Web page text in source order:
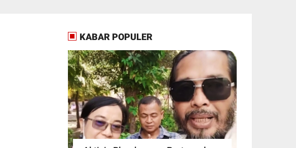
KABAR POPULER